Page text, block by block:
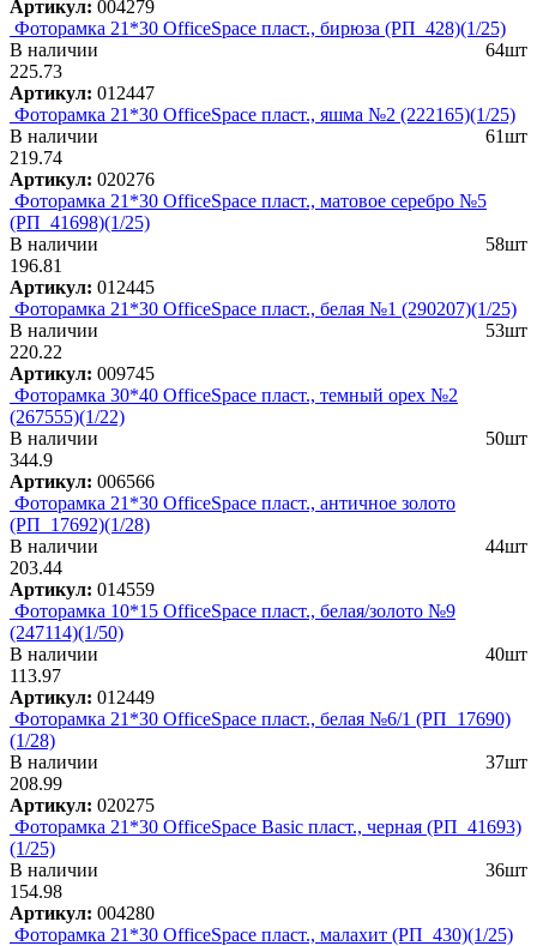
Артикул: 004279
Фоторамка 21*30 OfficeSpace пласт., бирюза (РП_428)(1/25)
В наличии
64шт
225.73
Артикул: 012447
Фоторамка 21*30 OfficeSpace пласт., яшма №2 (222165)(1/25)
В наличии
61шт
219.74
Артикул: 020276
Фоторамка 21*30 OfficeSpace пласт., матовое серебро №5
(РП_41698)(1/25)
В наличии
58шт
196.81
Артикул: 012445
Фоторамка 21*30 OfficeSpace пласт., белая №1 (290207)(1/25)
В наличии
53шт
220.22
Артикул: 009745
Фоторамка 30*40 OfficeSpace пласт., темный орех №2
(267555)(1/22)
В наличии
50шт
344.9
Артикул: 006566
Фоторамка 21*30 OfficeSpace пласт., античное золото
(РП_17692)(1/28)
В наличии
44шт
203.44
Артикул: 014559
Фоторамка 10*15 OfficeSpace пласт., белая/золото №9
(247114)(1/50)
В наличии
40шт
113.97
Артикул: 012449
Фоторамка 21*30 OfficeSpace пласт., белая №6/1 (РП_17690)
(1/28)
В наличии
37шт
208.99
Артикул: 020275
Фоторамка 21*30 OfficeSpace Basic пласт., черная (РП_41693)
(1/25)
В наличии
36шт
154.98
Артикул: 004280
Фоторамка 21*30 OfficeSpace пласт., малахит (РП_430)(1/25)